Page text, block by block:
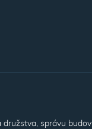
družstva, správu budov